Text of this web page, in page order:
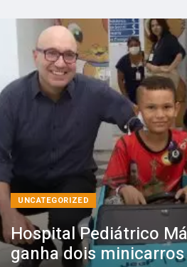
UNCATEGORIZED
Hospital Pediátrico
ganha dois minicarros